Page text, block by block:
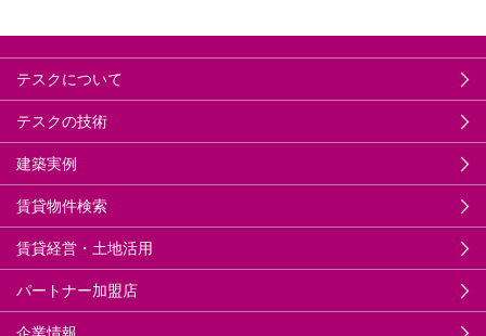
テスクについて
テスクの技術
建築実例
賃貸物件検索
賃貸経営・土地活用
パートナー加盟店
企業情報